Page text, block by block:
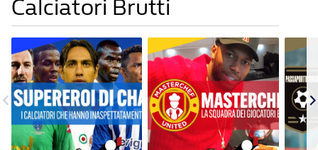
Calciatori Brutti